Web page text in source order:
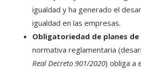
igualdad y ha generado el
igualdad en las empresas.
Obligatoriedad de planes de
normativa reglamentaria
Real Decreto 901/2020) obliga a